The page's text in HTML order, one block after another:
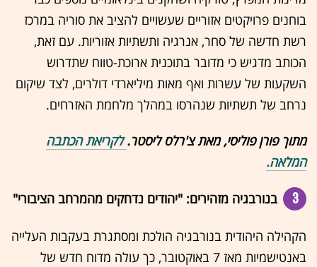
בוחנים פרויקטים אזוריים שעשויים להציב את סוריה במרכז
רשת חדשה של סחר, אנרגיה ותשתיות אזוריות. עם זאת,
הכותב מדגיש כי מדובר בתוכנית ארוכת-טווח שתדרוש
השקעות של עשרות ואף מאות מיליארדי דולרים, לצד שיקום
נרחב של תשתיות שנהרסו במהלך מלחמת האזרחים.
מתוך פורן פוליסי, מאת צ'רלס ליסטר.לקריאת הכתבה
המלאה.
3 בנורבגיה מזהירים: "יהודים נדחקים מהמרחב הציבורי"
הקהילה היהודית בנורבגיה הולכת ומסתגרת בעקבות העלייה
באנטישמיות מאז 7 באוקטובר, כך עולה מדוח חדש של